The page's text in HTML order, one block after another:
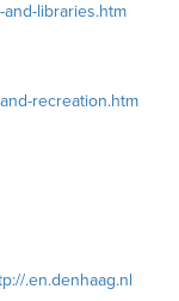
libraries.htm
recreation.htm
.en.denhaag.nl